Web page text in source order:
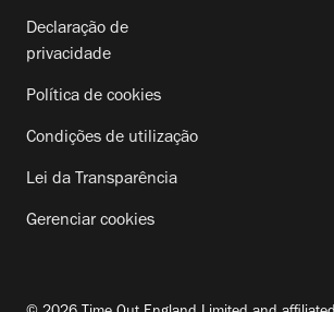
Declaração de
privacidade
Política de cookies
Condições de utilização
Lei da Transparência
Gerenciar cookies